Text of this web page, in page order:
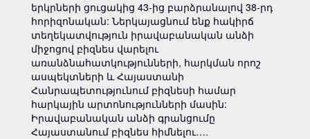
երկրների ցուցակից 43-ից բարձրանալով 38-րդ
հորիզոնական: Ներկայացնում ենք հակիրճ
տեղեկատվություն իրավաբանական անձի
միջոցով բիզնես վարելու
առանձնահատկությունների, հարկման որոշ
ասպեկտների և Հայաստանի
Հանրապետությունում բիզնեսի համար
հարկային արտոնությունների մասին:
Իրավաբանական անձի գրանցումը
Հայաստանում բիզնես հիմնելու….